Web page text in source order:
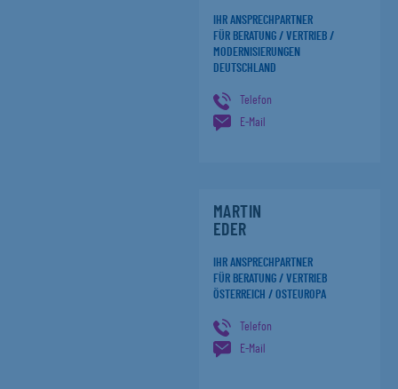
IHR ANSPRECHPARTNER
FÜR BERATUNG / VERTRIEB /
MODERNISIERUNGEN
DEUTSCHLAND
Telefon
E-Mail
MARTIN
EDER
IHR ANSPRECHPARTNER
FÜR BERATUNG / VERTRIEB
ÖSTERREICH / OSTEUROPA
Telefon
E-Mail